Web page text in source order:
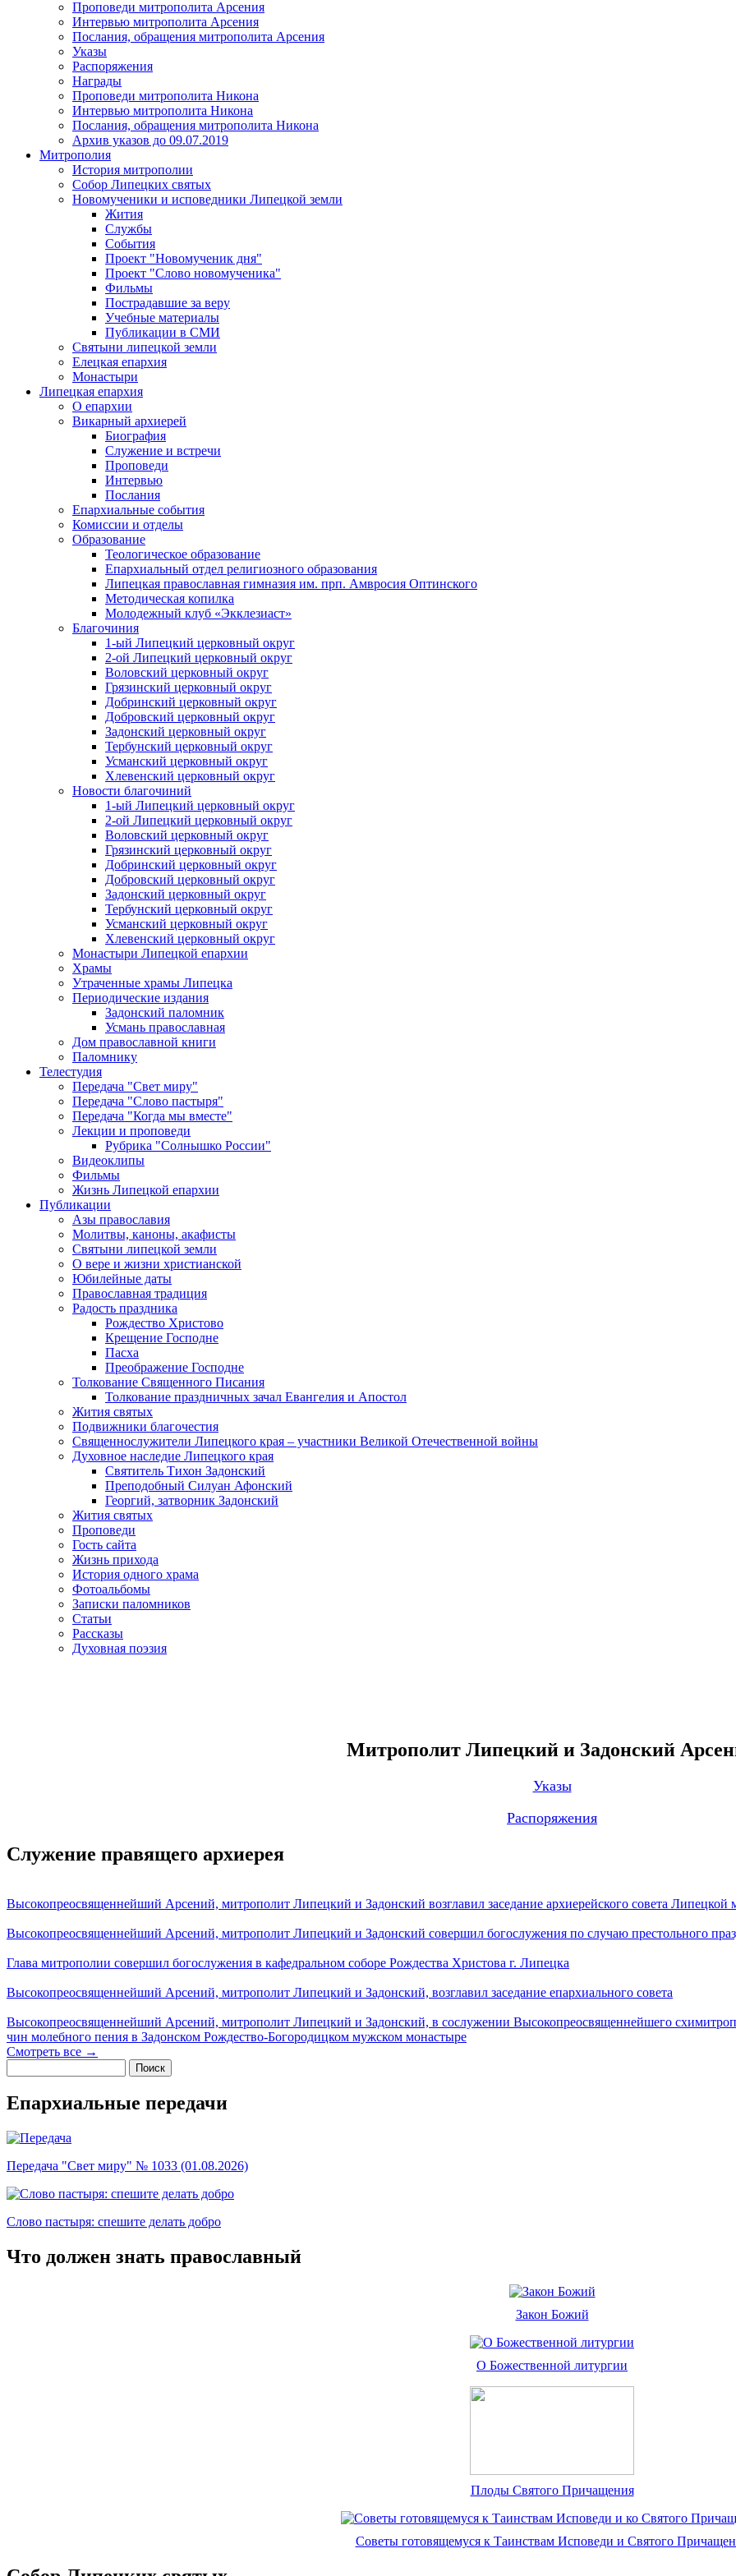
Проповеди митрополита Арсения
Интервью митрополита Арсения
Послания, обращения митрополита Арсения
Указы
Распоряжения
Награды
Проповеди митрополита Никона
Интервью митрополита Никона
Послания, обращения митрополита Никона
Архив указов до 09.07.2019
Митрополия
История митрополии
Собор Липецких святых
Новомученики и исповедники Липецкой земли
Жития
Службы
События
Проект "Новомученик дня"
Проект "Слово новомученика"
Фильмы
Пострадавшие за веру
Учебные материалы
Публикации в СМИ
Святыни липецкой земли
Елецкая епархия
Монастыри
Липецкая епархия
О епархии
Викарный архиерей
Биография
Служение и встречи
Проповеди
Интервью
Послания
Епархиальные события
Комиссии и отделы
Образование
Теологическое образование
Епархиальный отдел религиозного образования
Липецкая православная гимназия им. прп. Амвросия Оптинского
Методическая копилка
Молодежный клуб «Экклезиаст»
Благочиния
1-ый Липецкий церковный округ
2-ой Липецкий церковный округ
Воловский церковный округ
Грязинский церковный округ
Добринский церковный округ
Добровский церковный округ
Задонский церковный округ
Тербунский церковный округ
Усманский церковный округ
Хлевенский церковный округ
Новости благочиний
1-ый Липецкий церковный округ
2-ой Липецкий церковный округ
Воловский церковный округ
Грязинский церковный округ
Добринский церковный округ
Добровский церковный округ
Задонский церковный округ
Тербунский церковный округ
Усманский церковный округ
Хлевенский церковный округ
Монастыри Липецкой епархии
Храмы
Утраченные храмы Липецка
Периодические издания
Задонский паломник
Усмань православная
Дом православной книги
Паломнику
Телестудия
Передача "Свет миру"
Передача "Слово пастыря"
Передача "Когда мы вместе"
Лекции и проповеди
Рубрика "Солнышко России"
Видеоклипы
Фильмы
Жизнь Липецкой епархии
Публикации
Азы православия
Молитвы, каноны, акафисты
Святыни липецкой земли
О вере и жизни христианской
Юбилейные даты
Православная традиция
Радость праздника
Рождество Христово
Крещение Господне
Пасха
Преображение Господне
Толкование Священного Писания
Толкование праздничных зачал Евангелия и Апостол
Жития святых
Подвижники благочестия
Священнослужители Липецкого края – участники Великой Отечественной войны
Духовное наследие Липецкого края
Святитель Тихон Задонский
Преподобный Силуан Афонский
Георгий, затворник Задонский
Жития святых
Проповеди
Гость сайта
Жизнь прихода
История одного храма
Фотоальбомы
Записки паломников
Статьи
Рассказы
Духовная поэзия
Митрополит Липецкий и Задонский
Указы
Распоряжения
Служение правящего архиерея
Высокопреосвященнейший Арсений, митрополит Липецкий и Задонский возглавил заседание архиерейского совета Липецкой
Высокопреосвященнейший Арсений, митрополит Липецкий и Задонский совершил богослужения по случаю престольного
Глава митрополии совершил богослужения в кафедральном соборе Рождества Христова г. Липецка
Высокопреосвященнейший Арсений, митрополит Липецкий и Задонский, возглавил заседание епархиального совета
Высокопреосвященнейший Арсений, митрополит Липецкий и Задонский, в сослужении Высокопреосвященнейшего
чин молебного пения в Задонском Рождество-Богородицком мужском монастыре
Смотреть все →
Епархиальные передачи
Передача "Свет миру" № 1033 (01.08.2026)
Слово пастыря: спешите делать добро
Что должен знать православный
Закон Божий
О Божественной литургии
Плоды Святого Причащения
Советы готовящемуся к Таинствам Исповеди и Святого